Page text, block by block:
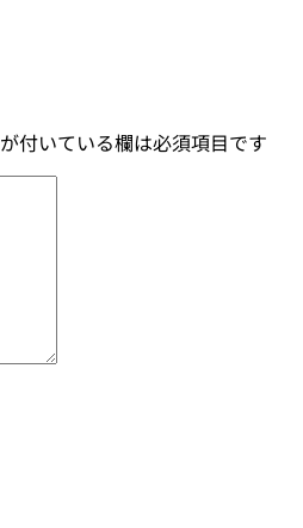
が付いている欄は必須項目です